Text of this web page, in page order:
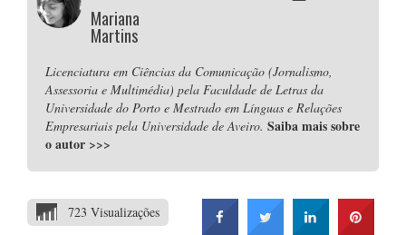
Mariana
Martins
Licenciatura em Ciências da Comunicação (Jornalismo,
Assessoria e Multimédia) pela Faculdade de Letras da
Universidade do Porto e Mestrado em Línguas e Relações
Empresariais pela Universidade de Aveiro. Saiba mais sobre
o autor >>>
723 Visualizações